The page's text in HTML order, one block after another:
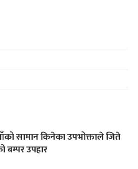
सामान किनेका उपभोक्ताले जिते
बम्पर उपहार